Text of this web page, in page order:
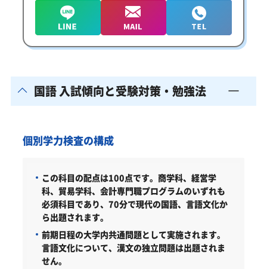
国語 入試傾向と受験対策・勉強法
個別学力検査の構成
この科目の配点は100点です。商学科、経営学
科、貿易学科、会計専門職プログラムのいずれも
必須科目であり、70分で現代の国語、言語文化か
ら出題されます。
前期日程の大学内共通問題として実施されます。
言語文化について、漢文の独立問題は出題されま
せん。